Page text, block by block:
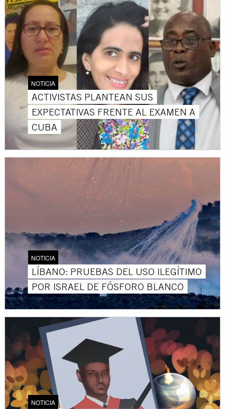
NOTICIA
ACTIVISTAS PLANTEAN SUS
EXPECTATIVAS FRENTE AL EXAMEN A
CUBA
NOTICIA
LÍBANO: PRUEBAS DEL USO ILEGÍTIMO
POR ISRAEL DE FÓSFORO BLANCO
NOTICIA